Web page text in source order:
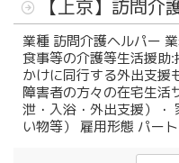
採用案内
採用情報
募集要項
稿
日:
【上京】訪問介
業種 訪問介護ヘルパー
食事等の介護等生活援助
かけに同行する外出支援
障害者の方々の在宅生活
泄・入浴・外出支援）・
い物等） 雇用形態 パー